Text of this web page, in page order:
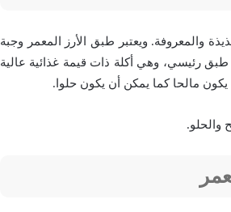
والمعروفة. ويعتبر طبق الأرز المعمر وجبة
طبق رئيسي، وهي أكلة ذات قيمة غذائية عالية
مالحا كما يمكن أن يكون حلوا.
والحلو.